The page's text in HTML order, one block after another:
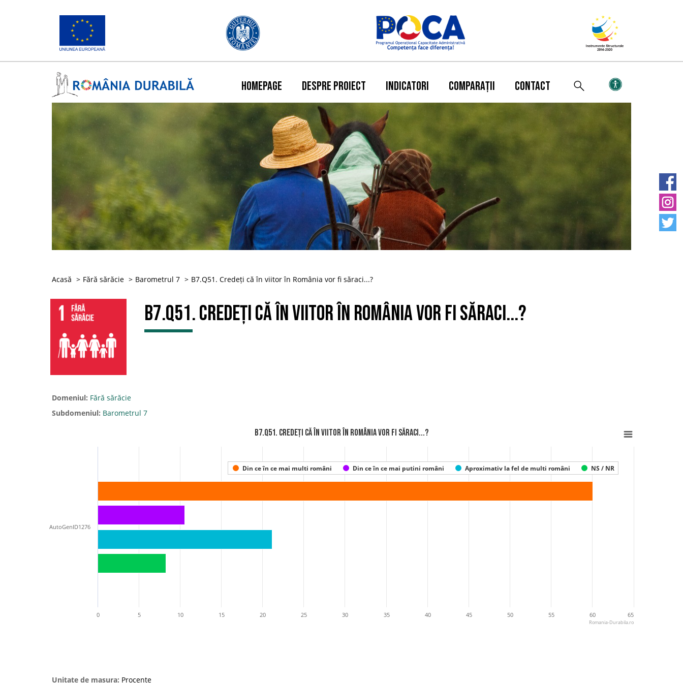
HOMEPAGE DESPRE PROIECT INDICATORI COMPARAȚII CONTACT
Acasă Fără sărăcie Barometrul 7 B7.Q51. Credeți că în viitor în România vor fi săraci...?
B7.Q51. Credeți că în viitor în România vor fi săraci...?
Domeniul: Fără sărăcie
Subdomeniul: Barometrul 7
B7.Q51. Credeți că în viitor în România vor fi săraci...?
Din ce în ce mai multi români Din ce în ce mai putini români Aproximativ la fel de multi români NS / NR
AutoGenID1276
0 5 10 15 20 25 30 35 40 45 50 55 60 65
Romania-Durabila.ro
Unitate de masura: Procente